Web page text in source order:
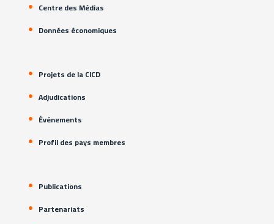
Centre des Médias
Données économiques
Projets de la CICD
Adjudications
Événements
Profil des pays membres
Publications
Partenariats